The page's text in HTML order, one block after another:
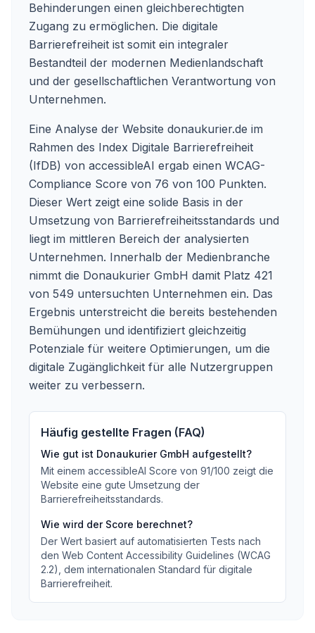
Behinderungen einen gleichberechtigten
Zugang zu ermöglichen. Die digitale
Barrierefreiheit ist somit ein integraler
Bestandteil der modernen Medienlandschaft
und der gesellschaftlichen Verantwortung von
Unternehmen.
Eine Analyse der Website donaukurier.de im
Rahmen des Index Digitale Barrierefreiheit
(IfDB) von accessibleAI ergab einen WCAG-
Compliance Score von 76 von 100 Punkten.
Dieser Wert zeigt eine solide Basis in der
Umsetzung von Barrierefreiheitsstandards und
liegt im mittleren Bereich der analysierten
Unternehmen. Innerhalb der Medienbranche
nimmt die Donaukurier GmbH damit Platz 421
von 549 untersuchten Unternehmen ein. Das
Ergebnis unterstreicht die bereits bestehenden
Bemühungen und identifiziert gleichzeitig
Potenziale für weitere Optimierungen, um die
digitale Zugänglichkeit für alle Nutzergruppen
weiter zu verbessern.
Häufig gestellte Fragen (FAQ)
Wie gut ist Donaukurier GmbH aufgestellt?
Mit einem accessibleAI Score von 91/100 zeigt die
Website eine gute Umsetzung der
Barrierefreiheitsstandards.
Wie wird der Score berechnet?
Der Wert basiert auf automatisierten Tests nach
den Web Content Accessibility Guidelines (WCAG
2.2), dem internationalen Standard für digitale
Barrierefreiheit.